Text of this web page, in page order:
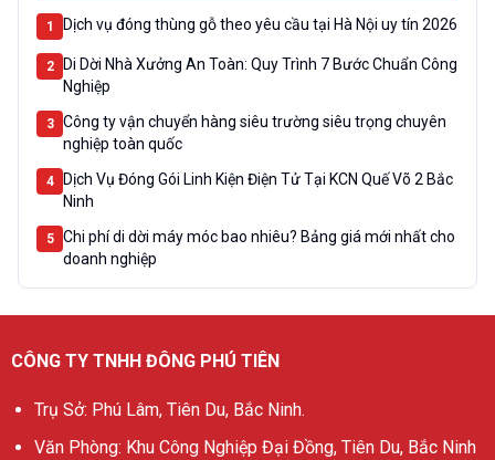
1 Dịch vụ đóng thùng gỗ theo yêu cầu tại Hà Nội uy tín 2026
2
Di Dời Nhà Xưởng An Toàn: Quy Trình 7 Bước Chuẩn Công
Nghiệp
3
Công ty vận chuyển hàng siêu trường siêu trọng chuyên
nghiệp toàn quốc
4
Dịch Vụ Đóng Gói Linh Kiện Điện Tử Tại KCN Quế Võ 2 Bắc
Ninh
5
Chi phí di dời máy móc bao nhiêu? Bảng giá mới nhất cho
doanh nghiệp
CÔNG TY TNHH ĐÔNG PHÚ TIÊN
Trụ Sở: Phú Lâm, Tiên Du, Bắc Ninh.
Văn Phòng: Khu Công Nghiệp Đại Đồng, Tiên Du, Bắc Ninh